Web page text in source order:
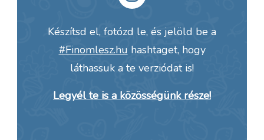
Készítsd el, fotózd le, és jelöld be a
#Finomlesz.hu hashtaget, hogy
láthassuk a te verziódat is!
Legyél te is a közösségünk része!